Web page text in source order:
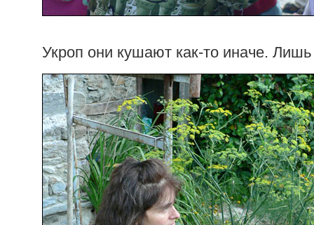
Укроп они кушают как-то иначе.